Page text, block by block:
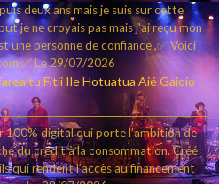
deux ans mais je suis sur cette
je ne croyais pas mais j'ai reçu mon
une personne de confiance ,✅ Voici
✅Le 29/07/2026
Fitii Ile Hotuatua Aié Gaioio
digital qui porte l’ambition de
du crédit à la consommation. Créé
qui rendent l’accès au financement